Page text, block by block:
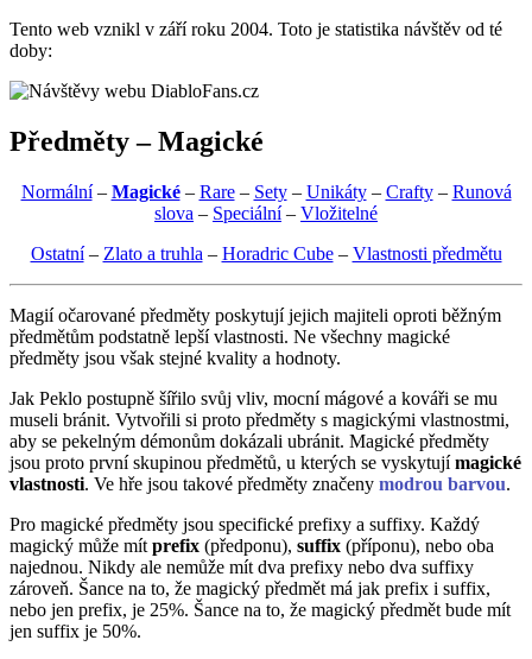
Tento web vznikl v září roku 2004. Toto je statistika návštěv od té
doby:
Předměty – Magické
Normální– Magické– Rare– Sety– Unikáty– Crafty– Runová
slova – Speciální– Vložitelné
Ostatní– Zlato a truhla – Horadric Cube– Vlastnosti předmětu
Magií očarované předměty poskytují jejich majiteli oproti běžným
předmětům podstatně lepší vlastnosti. Ne všechny magické
předměty jsou však stejné kvality a hodnoty.
Jak Peklo postupně šířilo svůj vliv, mocní mágové a kováři se mu
museli bránit. Vytvořili si proto předměty s magickými vlastnostmi,
aby se pekelným démonům dokázali ubránit. Magické předměty
jsou proto první skupinou předmětů, u kterých se vyskytujímagické
vlastnosti. Ve hře jsou takové předměty značeny modrou barvou.
Pro magické předměty jsou specifické prefixy a suffixy. Každý
magický může mít prefix (předponu), suffix (příponu), nebo oba
najednou. Nikdy ale nemůže mít dva prefixy nebo dva suffixy
zároveň. Šance na to, že magický předmět má jak prefix i suffix,
nebo jen prefix, je 25%. Šance na to, že magický předmět bude mít
jen suffix je 50%.